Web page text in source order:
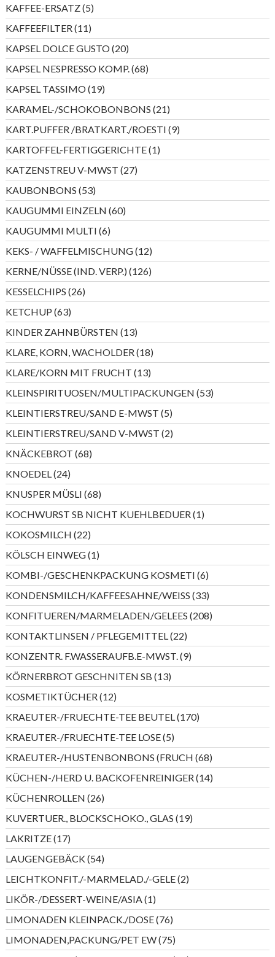
KAFFEE-ERSATZ 55
Produkte
KAFFEEFILTER 1111
Produkte
KAPSEL DOLCE GUSTO 2020
Produkte
KAPSEL NESPRESSO KOMP. 6868
Produkte
KAPSEL TASSIMO 1919
Produkte
KARAMEL-/SCHOKOBONBONS 2121
Produkte
KART.PUFFER /BRATKART./ROESTI 99
Produkte
KARTOFFEL-FERTIGGERICHTE 11
Produkt
KATZENSTREU V-MWST 2727
Produkte
KAUBONBONS 5353
Produkte
KAUGUMMI EINZELN 6060
Produkte
KAUGUMMI MULTI 66
Produkte
KEKS- / WAFFELMISCHUNG 1212
Produkte
KERNE/NÜSSE (IND. VERP.) 126126
Produkte
KESSELCHIPS 2626
Produkte
KETCHUP 6363
Produkte
KINDER ZAHNBÜRSTEN 1313
Produkte
KLARE, KORN, WACHOLDER 1818
Produkte
KLARE/KORN MIT FRUCHT 1313
Produkte
KLEINSPIRITUOSEN/MULTIPACKUNGEN 5353
Produkte
KLEINTIERSTREU/SAND E-MWST 55
Produkte
KLEINTIERSTREU/SAND V-MWST 22
Produkte
KNÄCKEBROT 6868
Produkte
KNOEDEL 2424
Produkte
KNUSPER MÜSLI 6868
Produkte
KOCHWURST SB NICHT KUEHLBEDUER 11
Produkt
KOKOSMILCH 2222
Produkte
KÖLSCH EINWEG 11
Produkt
KOMBI-/GESCHENKPACKUNG KOSMETI 66
Produkte
KONDENSMILCH/KAFFEESAHNE/WEISS 3333
Produkte
KONFITUEREN/MARMELADEN/GELEES 208208
Produkte
KONTAKTLINSEN / PFLEGEMITTEL 2222
Produkte
KONZENTR. F.WASSERAUFB.E-MWST. 99
Produkte
KÖRNERBROT GESCHNITEN SB 1313
Produkte
KOSMETIKTÜCHER 1212
Produkte
KRAEUTER-/FRUECHTE-TEE BEUTEL 170170
Produkte
KRAEUTER-/FRUECHTE-TEE LOSE 55
Produkte
KRAEUTER-/HUSTENBONBONS (FRUCH 6868
Produkte
KÜCHEN-/HERD U. BACKOFENREINIGER 1414
Produkte
KÜCHENROLLEN 2626
Produkte
KUVERTUER., BLOCKSCHOKO., GLAS 1919
Produkte
LAKRITZE 1717
Produkte
LAUGENGEBÄCK 5454
Produkte
LEICHTKONFIT./-MARMELAD./-GELE 22
Produkte
LIKÖR-/DESSERT-WEINE/ASIA 11
Produkt
LIMONADEN KLEINPACK./DOSE 7676
Produkte
LIMONADEN,PACKUNG/PET EW 7575
Produkte